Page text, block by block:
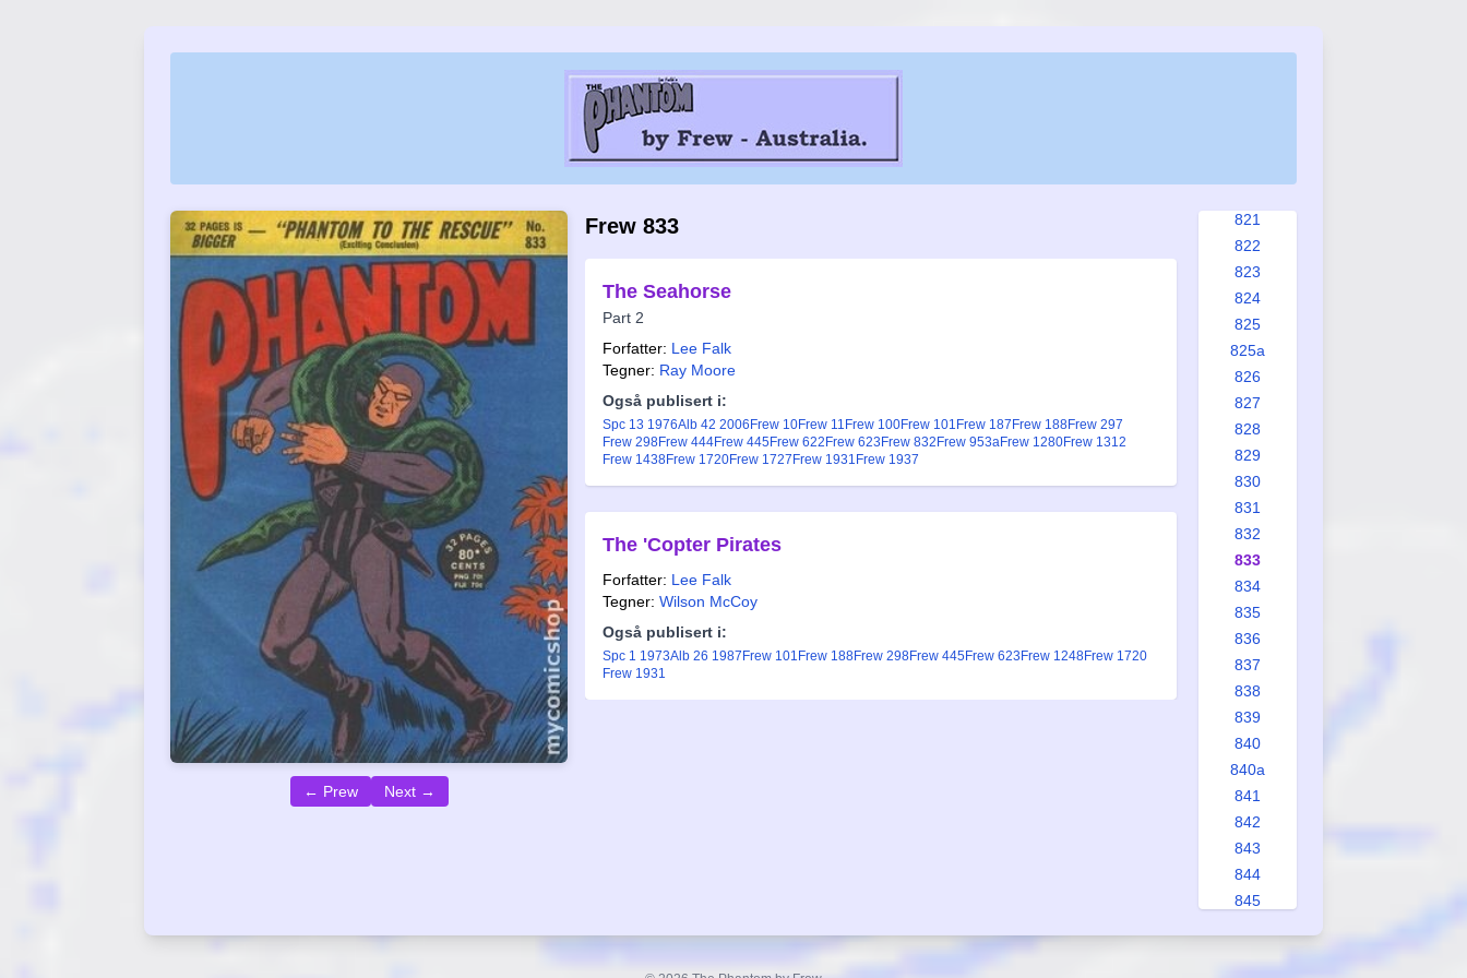
← Prew Next →
Frew 833
The Seahorse
Part 2
Forfatter: Lee Falk
Tegner: Ray Moore
Også publisert i:
Spc 13 1976Alb 42 2006 Frew 10Frew 11 Frew 100Frew 101 Frew 187 Frew 188Frew 297
Frew 298Frew 444Frew 445Frew 622 Frew 623 Frew 832 Frew 953aFrew 1280Frew 1312
Frew 1438Frew 1720Frew 1727 Frew 1931 Frew 1937
The 'Copter Pirates
Forfatter: Lee Falk
Tegner: Wilson McCoy
Også publisert i:
Spc 1 1973Alb 26 1987 Frew 101 Frew 188Frew 298Frew 445Frew 623 Frew 1248Frew 1720
Frew 1931
821
822
823
824
825
825a
826
827
828
829
830
831
832
833
834
835
836
837
838
839
840
840a
841
842
843
844
845